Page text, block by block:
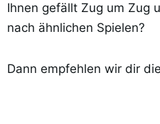
Ihnen gefällt Zug um Zug
nach ähnlichen Spielen?
Dann empfehlen wir dir